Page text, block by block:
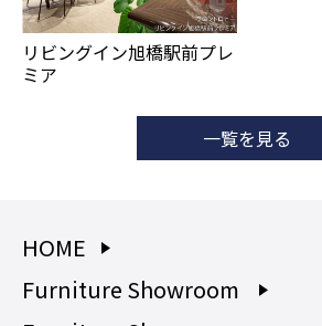
リビングイン旭橋駅前プレ
ミア
一覧を見る
HOME
Furniture Showroom